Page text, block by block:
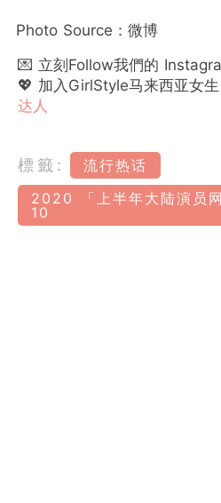
Photo Source：微博
💌 立刻Follow我們的
💖 加入GirlStyle马来西亚女
达人
標籤:
流行热话
2020 「上半年大陆演员
10